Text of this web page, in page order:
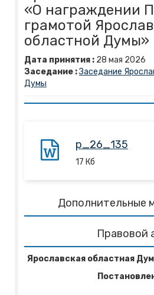
«О награждении
грамотой
областной Думы»
Дата принятия : 28 мая 2026
Заседание :Заседание
Думы
p_26_135
17 Кб
Дополнительные
Правовой
Ярославская областная